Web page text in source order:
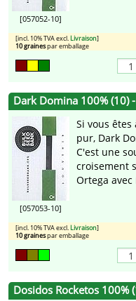
[057052-10]
[incl. 10% TVA excl. Livraison]
10 grainespar emballage
Dark Domina 100% (10)
[057053-10]
Si vous
pur, Dark
C'est une
croisement
Ortega
[incl. 10% TVA excl. Livraison]
10 grainespar emballage
Dosidos Rocketos 100%